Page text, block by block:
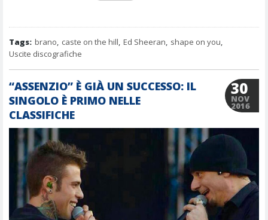
Tags: brano, caste on the hill, Ed Sheeran, shape on you,
Uscite discografiche
“ASSENZIO” È GIÀ UN SUCCESSO: IL
SINGOLO È PRIMO NELLE
CLASSIFICHE
30
NOV
2016